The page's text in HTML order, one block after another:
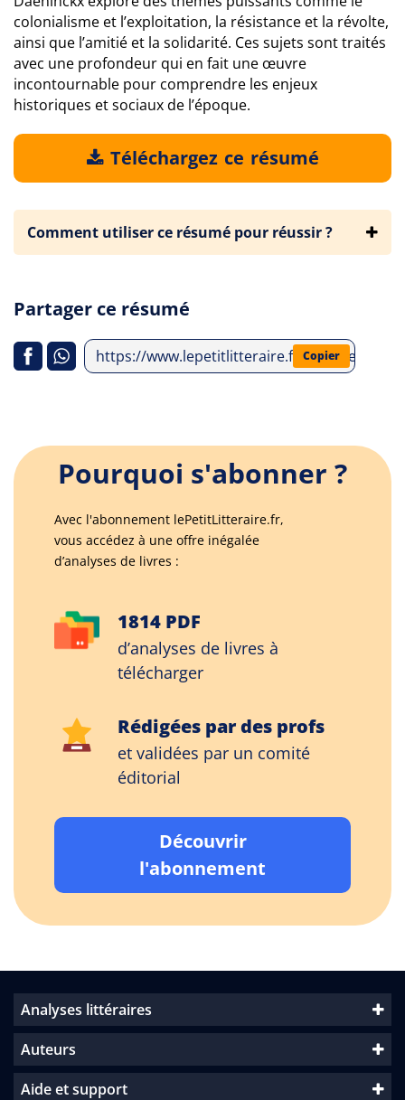
colonialisme et l’exploitation, la résistance et la révolte,
ainsi que l’amitié et la solidarité. Ces sujets sont traités
avec une profondeur qui en fait une œuvre
incontournable pour comprendre les enjeux
historiques et sociaux de l’époque.
Téléchargez ce résumé
Comment utiliser ce résumé pour réussir ?
Partager ce résumé
https://www.lepetitlitteraire.fr/analyses-
Copier
Pourquoi s'abonner ?
Avec l'abonnement lePetitLitteraire.fr,
vous accédez à une offre inégalée
d’analyses de livres :
1814 PDF
d’analyses de livres à
télécharger
Rédigées par des profs
et validées par un comité
éditorial
Découvrir
l'abonnement
Analyses littéraires
Auteurs
Aide et support